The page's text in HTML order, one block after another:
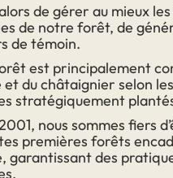
alors de gérer au mieux
de notre forêt, de
de témoin.
est principalement
du châtaignier selon
stratégiquement
nous sommes fiers
premières forêts
garantissant des